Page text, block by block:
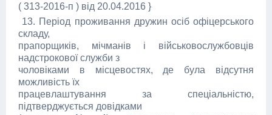
( 313-2016-п ) від 20.04.2016 }
13. Період проживання дружин осіб офіцерського
складу,
прапорщиків, мічманів і військовослужбовців
надстрокової служби з
чоловіками в місцевостях, де була відсутня
можливість їх
працевлаштування за спеціальністю,
підтверджується довідками